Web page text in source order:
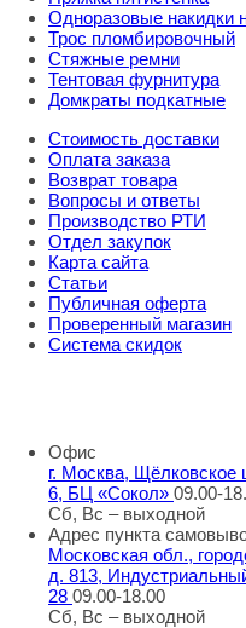
Одноразовые накидки
Трос пломбировочный
Стяжные ремни
Тентовая фурнитура
Домкраты подкатные
Стоимость доставки
Оплата заказа
Возврат товара
Вопросы и ответы
Производство РТИ
Отдел закупок
Карта сайта
Статьи
Публичная оферта
Проверенный магазин
Система скидок
Офис
г. Москва, Щёлковское
6, БЦ «Сокол» 09.00-
Сб, Вс – выходной
Адрес пункта
Московская обл.,
д. 813,
28 09.00-18.00
Сб, Вс – выходной